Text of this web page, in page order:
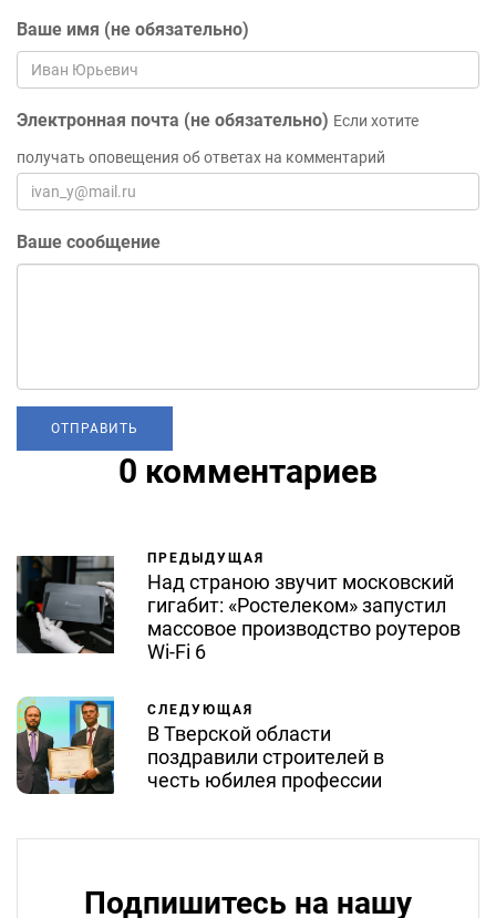
Ваше имя (не обязательно)
Электронная почта (не обязательно) Если хотите
получать оповещения об ответах на комментарий
Ваше сообщение
0 комментариев
ПРЕДЫДУЩАЯ
Над страною звучит московский
гигабит: «Ростелеком» запустил
массовое производство роутеров
Wi-Fi 6
СЛЕДУЮЩАЯ
В Тверской области
поздравили строителей в
честь юбилея профессии
Подпишитесь на нашу